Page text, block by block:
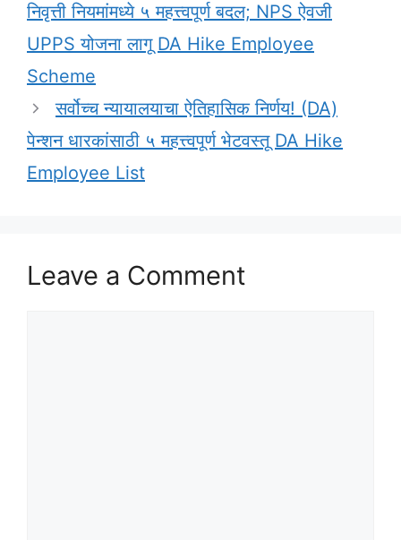
निवृत्ती नियमांमध्ये ५ महत्त्वपूर्ण बदल; NPS ऐवजी
UPPS योजना लागू DA Hike Employee
Scheme
सर्वोच्च न्यायालयाचा ऐतिहासिक निर्णय! (DA)
पेन्शन धारकांसाठी ५ महत्त्वपूर्ण भेटवस्तू DA Hike
Employee List
Leave a Comment